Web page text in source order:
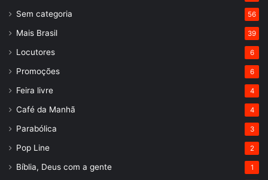
Sem categoria 56
Mais Brasil 39
Locutores 6
Promoções 6
Feira livre 4
Café da Manhã 4
Parabólica 3
Pop Line 2
Bíblia, Deus com a gente 1